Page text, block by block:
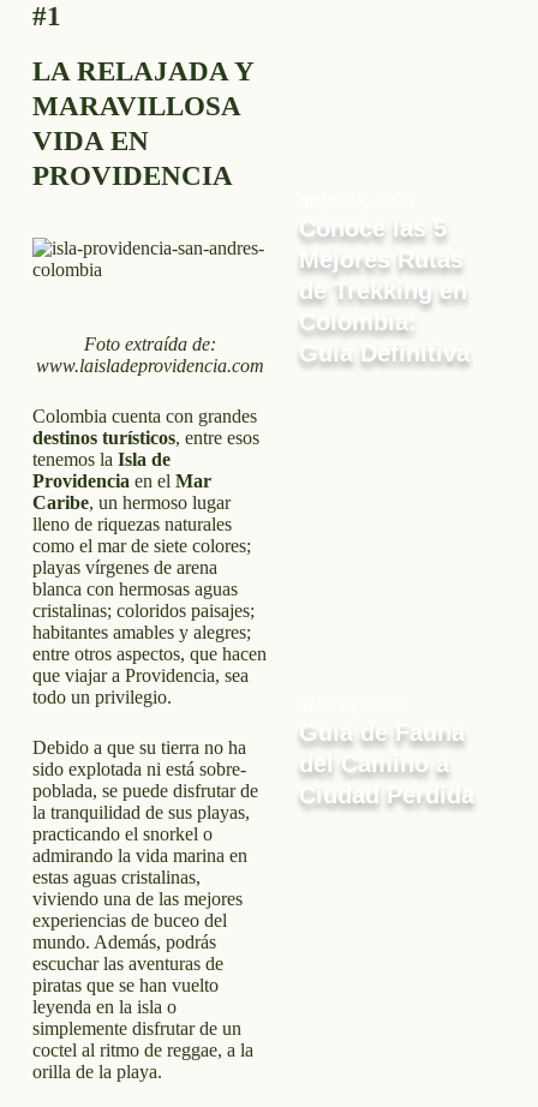
#1
LA RELAJADA Y
MARAVILLOSA
VIDA EN
PROVIDENCIA
Foto extraída de:
www.laisladeprovidencia.com
Colombia cuenta con grandes
destinos turísticos, entre esos
tenemos la Isla de
Providencia en el Mar
Caribe, un hermoso lugar
lleno de riquezas naturales
como el mar de siete colores;
playas vírgenes de arena
blanca con hermosas aguas
cristalinas; coloridos paisajes;
habitantes amables y alegres;
entre otros aspectos, que hacen
que viajar a Providencia, sea
todo un privilegio.
Debido a que su tierra no ha
sido explotada ni está sobre-
poblada, se puede disfrutar de
la tranquilidad de sus playas,
practicando el snorkel o
admirando la vida marina en
estas aguas cristalinas,
viviendo una de las mejores
experiencias de buceo del
mundo. Además, podrás
escuchar las aventuras de
piratas que se han vuelto
leyenda en la isla o
simplemente disfrutar de un
coctel al ritmo de reggae, a la
orilla de la playa.
Conoce las 5
Mejores Rutas
de Trekking en
Colombia:
Guía Definitiva
Guia de Fauna
del Camino a
Ciudad Perdida